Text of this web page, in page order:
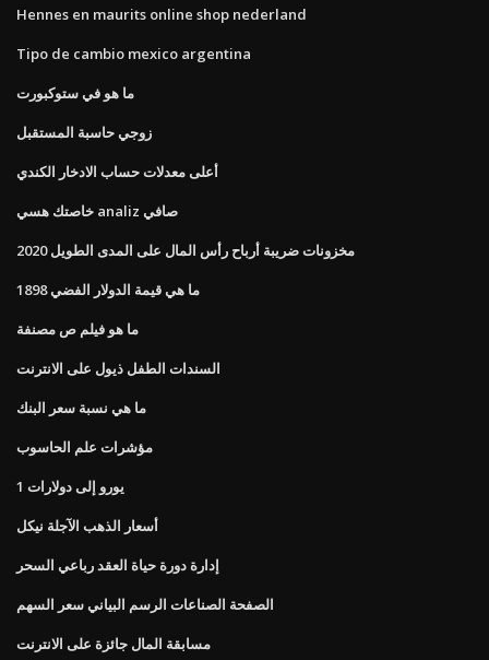
Hennes en maurits online shop nederland
Tipo de cambio mexico argentina
ما هو في ستوكبورت
زوجي حاسبة المستقبل
أعلى معدلات حساب الادخار الكندي
خاصتك هسي analiz صافي
مخزونات ضريبة أرباح رأس المال على المدى الطويل 2020
ما هي قيمة الدولار الفضي 1898
ما هو فيلم ص مصنفة
السندات الطفل ذيول على الانترنت
ما هي نسبة سعر البنك
مؤشرات علم الحاسوب
1 يورو إلى دولارات
أسعار الذهب الآجلة نيكل
إدارة دورة حياة العقد رباعي السحر
الصفحة الصناعات الرسم البياني سعر السهم
مسابقة المال جائزة على الانترنت